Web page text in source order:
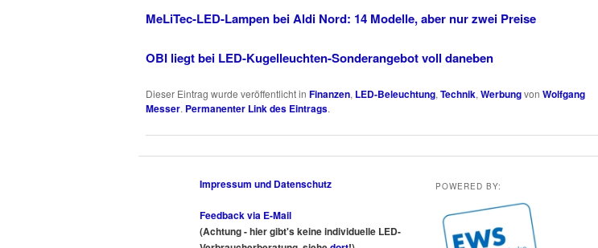
MeLiTec-LED-Lampen bei Aldi Nord: 14 Modelle, aber nur zwei Preise
OBI liegt bei LED-Kugelleuchten-Sonderangebot voll daneben
Dieser Eintrag wurde veröffentlicht in Finanzen, LED-Beleuchtung, Technik, Werbungvon Wolfgang
Messer. Permanenter Link des Eintrags.
Impressum und Datenschutz
Feedback via E-Mail
(Achtung - hier gibt's keine individuelle LED-
POWERED BY: